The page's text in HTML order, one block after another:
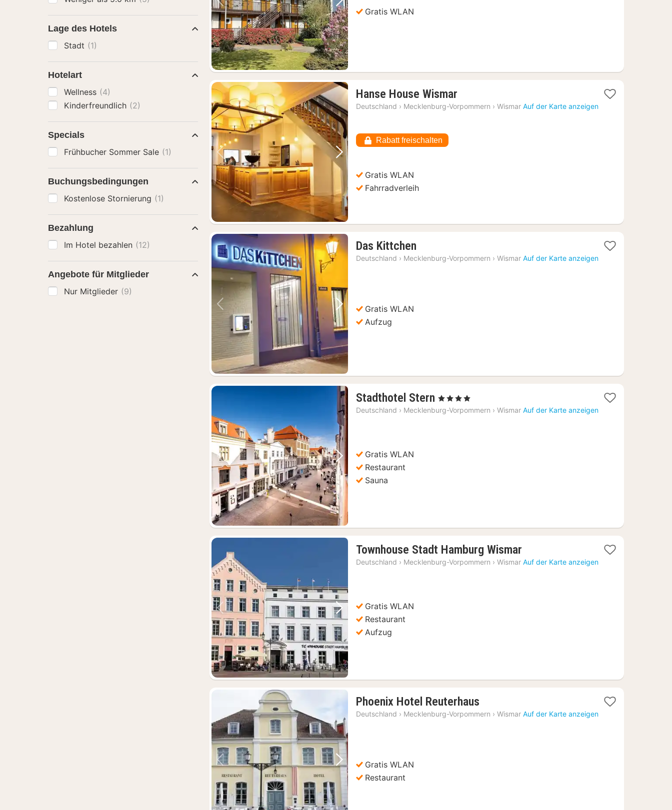
Vorheriges Bild Nächstes Bild
Gratis WLAN
Vorheriges Bild Nächstes Bild
Hanse House Wismar
Nacht
Deutschland › Mecklenburg-Vorpommern › Wismar Auf der Karte anzeigen
Rabatt freischalten
Gratis WLAN
Fahrradverleih
Vorheriges Bild Nächstes Bild
Das Kittchen
Nacht
Deutschland › Mecklenburg-Vorpommern › Wismar Auf der Karte anzeigen
Gratis WLAN
Aufzug
Vorheriges Bild Nächstes Bild
Stadthotel Stern 1
Nacht
, 4 Sterne
Deutschland › Mecklenburg-Vorpommern › Wismar Auf der Karte anzeigen
Gratis WLAN
Restaurant
Sauna
Vorheriges Bild Nächstes Bild
Townhouse Stadt Hamburg Wismar
Nacht
Deutschland › Mecklenburg-Vorpommern › Wismar Auf der Karte anzeigen
Gratis WLAN
Restaurant
Aufzug
Vorheriges Bild Nächstes Bild
Phoenix Hotel Reuterhaus
Nacht
Deutschland › Mecklenburg-Vorpommern › Wismar Auf der Karte anzeigen
Gratis WLAN
Restaurant
Lage des Hotels
Stadt (1)
Hotelart
Wellness (4)
Kinderfreundlich (2)
Specials
Frühbucher Sommer Sale (1)
Buchungsbedingungen
Kostenlose Stornierung (1)
Bezahlung
Im Hotel bezahlen (12)
Angebote für Mitglieder
Nur Mitglieder (9)